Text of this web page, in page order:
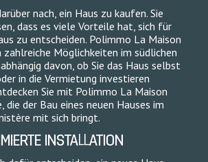
nach, ein Haus zu kaufen. Sie
dass es viele Vorteile hat, sich für
zu entscheiden. Polimmo La Maison
Möglichkeiten im südlichen
davon, ob Sie das Haus selbst
in die Vermietung investieren
Sie mit Polimmo La Maison
der Bau eines neuen Hauses im
mit sich bringt.
INSTALLATION